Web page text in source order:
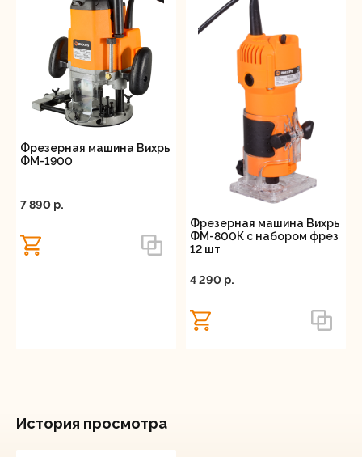
Фрезерная машина Вихрь
ФМ-1900
7 890 p.
Фрезерная машина Вихрь
ФМ-800К с набором фрез
12 шт
4 290 p.
История просмотра